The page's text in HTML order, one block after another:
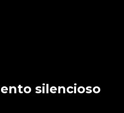
silencioso